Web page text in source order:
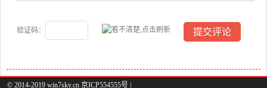
验证码：
© 2014-2019 win7sky.cn 京ICP554555号 |